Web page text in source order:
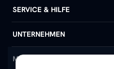
Badheizkörper
Handtuchheizkörper
Design-Heizkörper
SERVICE & HILFE
Hilfe & Kontakt
Versand & Lieferung
UNTERNEHMEN
Wir über uns
MEIN KONTO